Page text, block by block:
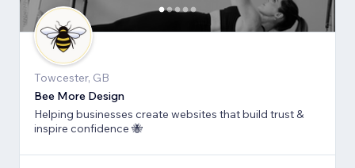
Towcester, GB
Bee More Design
Helping businesses create websites that build trust &
inspire confidence 🐝